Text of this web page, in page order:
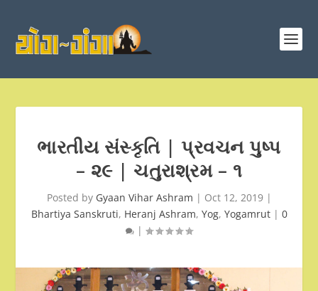
ભારતીય સંસ્કૃતિ | પ્રવચન પુષ્પ
– ૨૯ | ચતુરાશ્રમ – ૧
Posted by Gyaan Vihar Ashram | Oct 12, 2019|
Bhartiya Sanskruti, Heranj Ashram, Yog, Yogamrut| 0
|